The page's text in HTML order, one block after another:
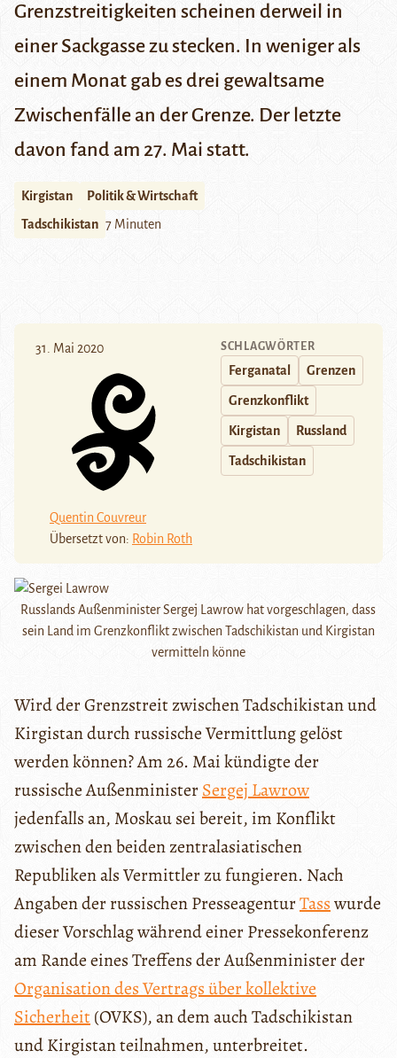
Grenzstreitigkeiten scheinen derweil in
einer Sackgasse zu stecken. In weniger als
einem Monat gab es drei gewaltsame
Zwischenfälle an der Grenze. Der letzte
davon fand am 27. Mai statt.
Kirgistan
Politik & Wirtschaft
Tadschikistan 7 Minuten
31. Mai 2020
Quentin Couvreur
Übersetzt von: Robin Roth
SCHLAGWÖRTER
Ferganatal Grenzen
Grenzkonflikt
Kirgistan Russland
Tadschikistan
Russlands Außenminister Sergej Lawrow hat vorgeschlagen, dass
sein Land im Grenzkonflikt zwischen Tadschikistan und Kirgistan
vermitteln könne
Wird der Grenzstreit zwischen Tadschikistan und
Kirgistan durch russische Vermittlung gelöst
werden können? Am 26. Mai kündigte der
russische AußenministerSergej Lawrow
jedenfalls an, Moskau sei bereit, im Konflikt
zwischen den beiden zentralasiatischen
Republiken als Vermittler zu fungieren. Nach
Angaben der russischen PresseagenturTasswurde
dieser Vorschlag während einer Pressekonferenz
am Rande eines Treffens der Außenminister der
Organisation des Vertrags über kollektive
Sicherheit(OVKS), an dem auch Tadschikistan
und Kirgistan teilnahmen, unterbreitet.